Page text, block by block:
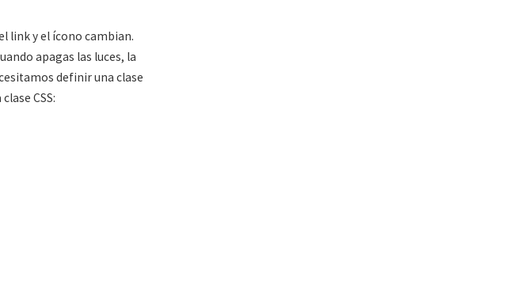
link y el ícono cambian.
apagas las luces, la
definir una clase
CSS: